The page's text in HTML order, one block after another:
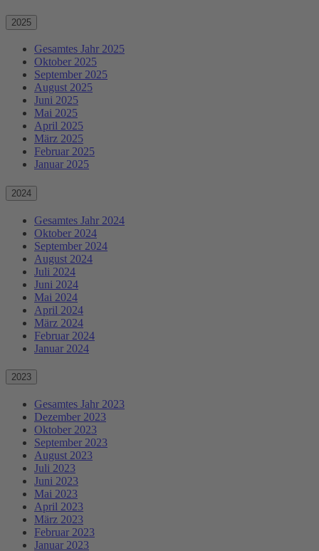
2025
Gesamtes Jahr 2025
Oktober 2025
September 2025
August 2025
Juni 2025
Mai 2025
April 2025
März 2025
Februar 2025
Januar 2025
2024
Gesamtes Jahr 2024
Oktober 2024
September 2024
August 2024
Juli 2024
Juni 2024
Mai 2024
April 2024
März 2024
Februar 2024
Januar 2024
2023
Gesamtes Jahr 2023
Dezember 2023
Oktober 2023
September 2023
August 2023
Juli 2023
Juni 2023
Mai 2023
April 2023
März 2023
Februar 2023
Januar 2023